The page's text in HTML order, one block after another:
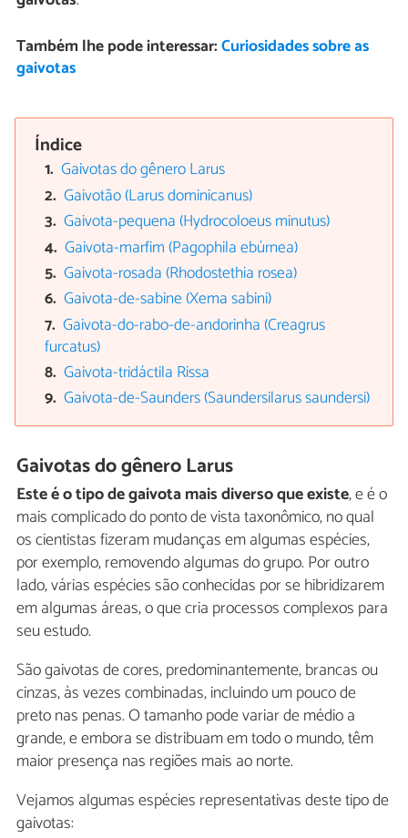
Também lhe pode interessar:Curiosidades sobre as
gaivotas
Índice
Gaivotas do gênero Larus
Gaivotão (Larus dominicanus)
Gaivota-pequena (Hydrocoloeus minutus)
Gaivota-marfim (Pagophila ebúrnea)
Gaivota-rosada (Rhodostethia rosea)
Gaivota-de-sabine (Xema sabini)
Gaivota-do-rabo-de-andorinha (Creagrus
furcatus)
Gaivota-tridáctila Rissa
Gaivota-de-Saunders (Saundersilarus saundersi)
Gaivotas do gênero Larus
Este é o tipo de gaivota mais diverso que existe, e é o
mais complicado do ponto de vista taxonômico, no qual
os cientistas fizeram mudanças em algumas espécies,
por exemplo, removendo algumas do grupo. Por outro
lado, várias espécies são conhecidas por se hibridizarem
em algumas áreas, o que cria processos complexos para
seu estudo.
São gaivotas de cores, predominantemente, brancas ou
cinzas, às vezes combinadas, incluindo um pouco de
preto nas penas. O tamanho pode variar de médio a
grande, e embora se distribuam em todo o mundo, têm
maior presença nas regiões mais ao norte.
Vejamos algumas espécies representativas deste tipo de
gaivotas: